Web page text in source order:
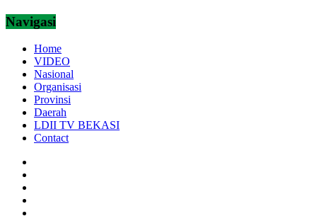
Navigasi
Home
VIDEO
Nasional
Organisasi
Provinsi
Daerah
LDII TV BEKASI
Contact